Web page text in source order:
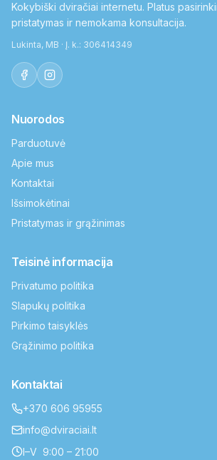
Kokybiški dviračiai internetu. Platus
pristatymas ir nemokama konsultacija.
Lukinta, MB · Į. k.: 306414349
Nuorodos
Parduotuvė
Apie mus
Kontaktai
Išsimokėtinai
Pristatymas ir grąžinimas
Teisinė informacija
Privatumo politika
Slapukų politika
Pirkimo taisyklės
Grąžinimo politika
Kontaktai
+370 606 95955
info@dviraciai.lt
I–V 9:00 – 21:00